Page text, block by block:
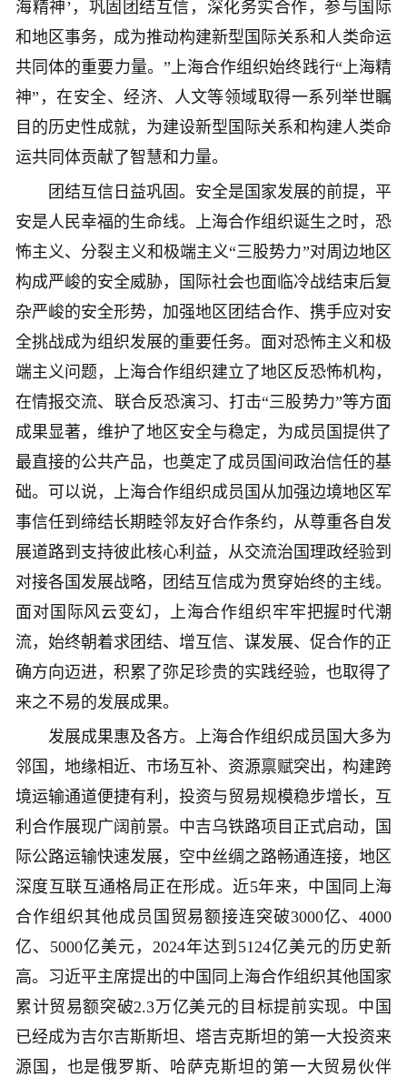
海精神’，巩固团结互信，深化务实合作，参与国际
和地区事务，成为推动构建新型国际关系和人类命运
共同体的重要力量。”上海合作组织始终践行“上海精
神”，在安全、经济、人文等领域取得一系列举世瞩
目的历史性成就，为建设新型国际关系和构建人类命
运共同体贡献了智慧和力量。
团结互信日益巩固。安全是国家发展的前提，平
安是人民幸福的生命线。上海合作组织诞生之时，恐
怖主义、分裂主义和极端主义“三股势力”对周边地区
构成严峻的安全威胁，国际社会也面临冷战结束后复
杂严峻的安全形势，加强地区团结合作、携手应对安
全挑战成为组织发展的重要任务。面对恐怖主义和极
端主义问题，上海合作组织建立了地区反恐怖机构，
在情报交流、联合反恐演习、打击“三股势力”等方面
成果显著，维护了地区安全与稳定，为成员国提供了
最直接的公共产品，也奠定了成员国间政治信任的基
础。可以说，上海合作组织成员国从加强边境地区军
事信任到缔结长期睦邻友好合作条约，从尊重各自发
展道路到支持彼此核心利益，从交流治国理政经验到
对接各国发展战略，团结互信成为贯穿始终的主线。
面对国际风云变幻，上海合作组织牢牢把握时代潮
流，始终朝着求团结、增互信、谋发展、促合作的正
确方向迈进，积累了弥足珍贵的实践经验，也取得了
来之不易的发展成果。
发展成果惠及各方。上海合作组织成员国大多为
邻国，地缘相近、市场互补、资源禀赋突出，构建跨
境运输通道便捷有利，投资与贸易规模稳步增长，互
利合作展现广阔前景。中吉乌铁路项目正式启动，国
际公路运输快速发展，空中丝绸之路畅通连接，地区
深度互联互通格局正在形成。近5年来，中国同上海
合作组织其他成员国贸易额接连突破3000亿、4000
亿、5000亿美元，2024年达到5124亿美元的历史新
高。习近平主席提出的中国同上海合作组织其他国家
累计贸易额突破2.3万亿美元的目标提前实现。中国
已经成为吉尔吉斯斯坦、塔吉克斯坦的第一大投资来
源国，也是俄罗斯、哈萨克斯坦的第一大贸易伙伴